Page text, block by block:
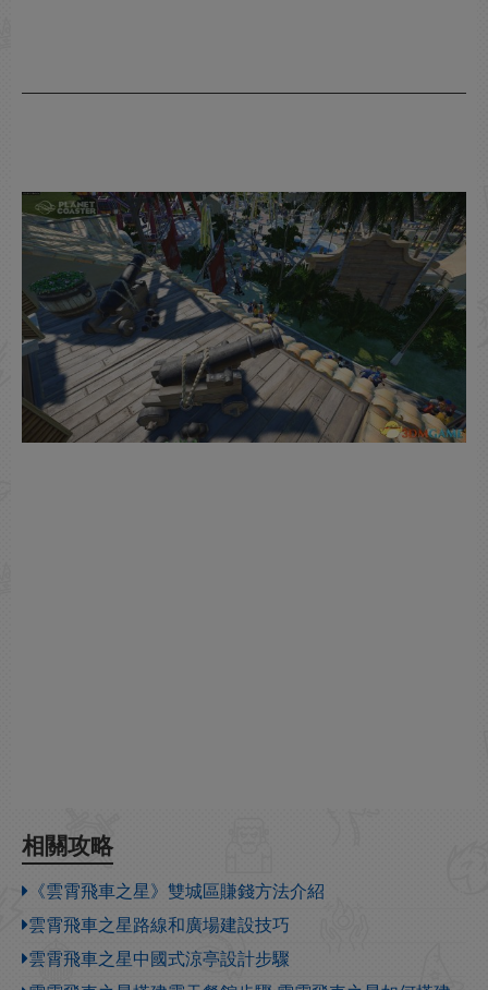
相關攻略
《雲霄飛車之星》雙城區賺錢方法介紹
雲霄飛車之星路線和廣場建設技巧
雲霄飛車之星中國式涼亭設計步驟